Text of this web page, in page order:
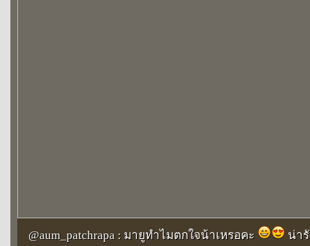
@aum_patchrapa : มายูทำไมตกใจน้าเหรอคะ น่ารั